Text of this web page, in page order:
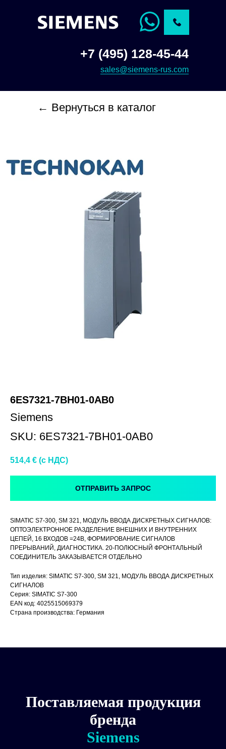
+7 (495) 128-45-44
sales@siemens-rus.com
← Вернуться в каталог
6ES7321-7BH01-0AB0
Siemens
SKU: 6ES7321-7BH01-0AB0
514,4 € (c НДС)
ОТПРАВИТЬ ЗАПРОС
SIMATIC S7-300, SM 321, МОДУЛЬ ВВОДА ДИСКРЕТНЫХ СИГНАЛОВ:
ОПТОЭЛЕКТРОННОЕ РАЗДЕЛЕНИЕ ВНЕШНИХ И ВНУТРЕННИХ
ЦЕПЕЙ, 16 ВХОДОВ =24В, ФОРМИРОВАНИЕ СИГНАЛОВ
ПРЕРЫВАНИЙ, ДИАГНОСТИКА. 20-ПОЛЮСНЫЙ ФРОНТАЛЬНЫЙ
СОЕДИНИТЕЛЬ ЗАКАЗЫВАЕТСЯ ОТДЕЛЬНО
Тип изделия: SIMATIC S7-300, SM 321, МОДУЛЬ ВВОДА ДИСКРЕТНЫХ
СИГНАЛОВ
Серия: SIMATIC S7-300
EAN код: 4025515069379
Страна производства: Германия
Поставляемая продукция
бренда
Siemens